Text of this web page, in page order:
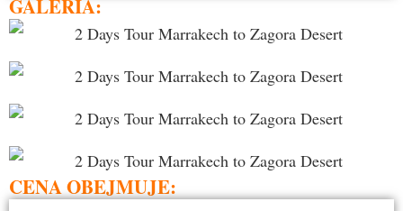
GALERIA:
CENA OBEJMUJE: